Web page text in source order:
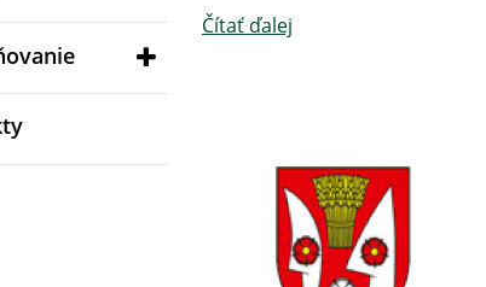
Čítať ďalej